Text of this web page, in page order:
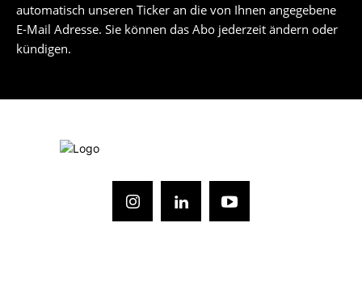
automatisch unseren Ticker an die von Ihnen angegebene
E-Mail Adresse. Sie können das Abo jederzeit ändern oder
kündigen.